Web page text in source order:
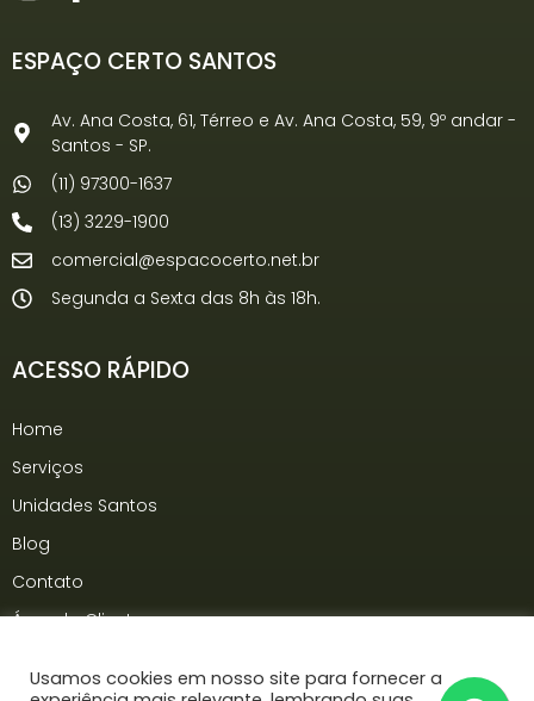
ESPAÇO CERTO SANTOS
Av. Ana Costa, 61, Térreo e Av. Ana Costa, 59, 9º andar -
Santos - SP.
(11) 97300-1637
(13) 3229-1900
comercial@espacocerto.net.br
Segunda a Sexta das 8h às 18h.
ACESSO RÁPIDO
Home
Serviços
Unidades Santos
Blog
Contato
Área do Cliente
Usamos cookies em nosso site para fornecer a